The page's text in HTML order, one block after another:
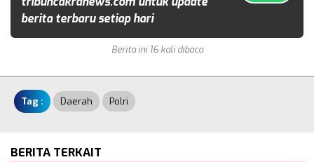
berita terbaru setiap hari
Berita ini 16 kali dibaca
Tag : Daerah Polri
BERITA TERKAIT